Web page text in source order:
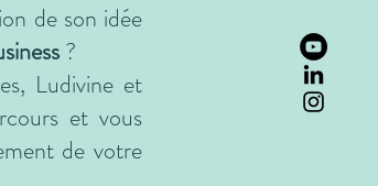
de son idée
?
Ludivine et
et vous
de votre